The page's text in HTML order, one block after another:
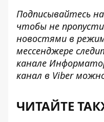
Подписывайтесь
чтобы не
новостями в
мессенджере
канале
канал в Viber
ЧИТАЙТЕ